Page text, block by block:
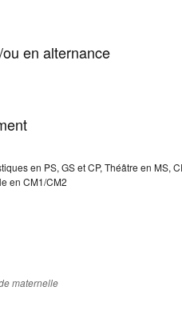
en alternance
en PS, GS et CP, Théâtre en MS,
en CM1/CM2
maternelle